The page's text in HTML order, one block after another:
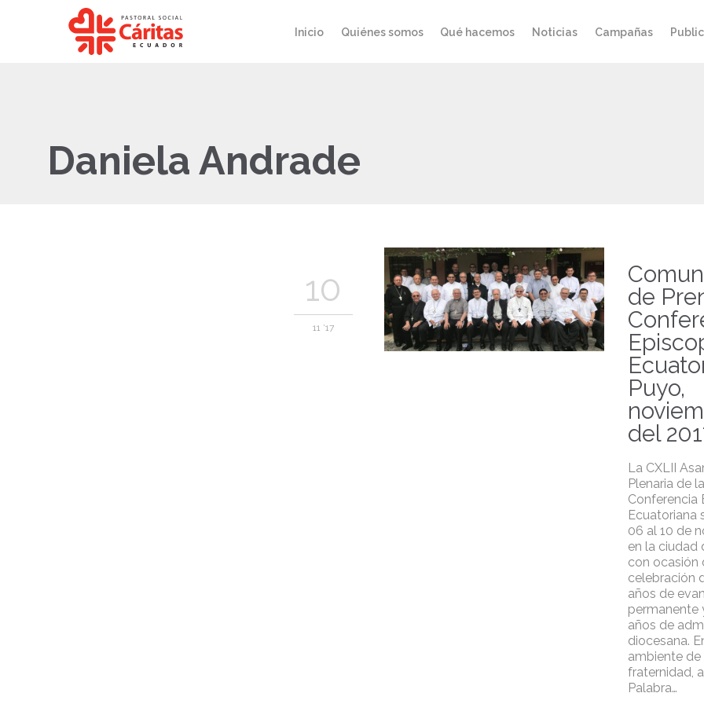
Inicio Quiénes somos Qué hacemos Noticias Campañas
Daniela Andrade
10
11 '17
de
Puyo,
del
La CXLII
Plenaria de la
Conferencia
Ecuatoriana
06 al 10 de
en la ciudad
con ocasión
celebración
años de
permanente
años de
diocesana.
ambiente
fraternidad,
Palabra…